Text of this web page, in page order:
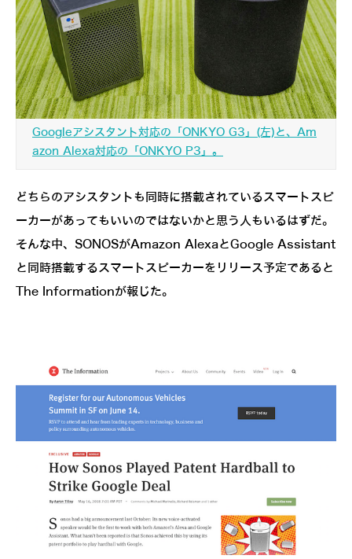
Googleアシスタント対応の「ONKYO G3」(左)と、Am
azon Alexa対応の「ONKYO P3」。
どちらのアシスタントも同時に搭載されているスマートスピ
ーカーがあってもいいのではないかと思う人もいるはずだ。
そんな中、SONOSがAmazon AlexaとGoogle Assistant
と同時搭載するスマートスピーカーをリリース予定であると
The Informationが報じた。